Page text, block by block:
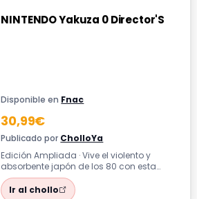
NINTENDO Yakuza 0 Director'S
Disponible en Fnac
30,99€
Publicado por CholloYa
Edición Ampliada · Vive el violento y
absorbente japón de los 80 con esta
edición mejorada para la nueva consola.
Ir al chollo